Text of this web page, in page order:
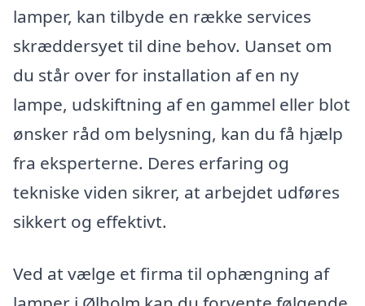
lamper, kan tilbyde en række services
skræddersyet til dine behov. Uanset om
du står over for installation af en ny
lampe, udskiftning af en gammel eller blot
ønsker råd om belysning, kan du få hjælp
fra eksperterne. Deres erfaring og
tekniske viden sikrer, at arbejdet udføres
sikkert og effektivt.
Ved at vælge et firma til ophængning af